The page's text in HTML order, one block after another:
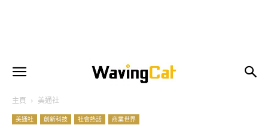
主頁 美通社
美通社 創新科技 社會熱話 商業世界